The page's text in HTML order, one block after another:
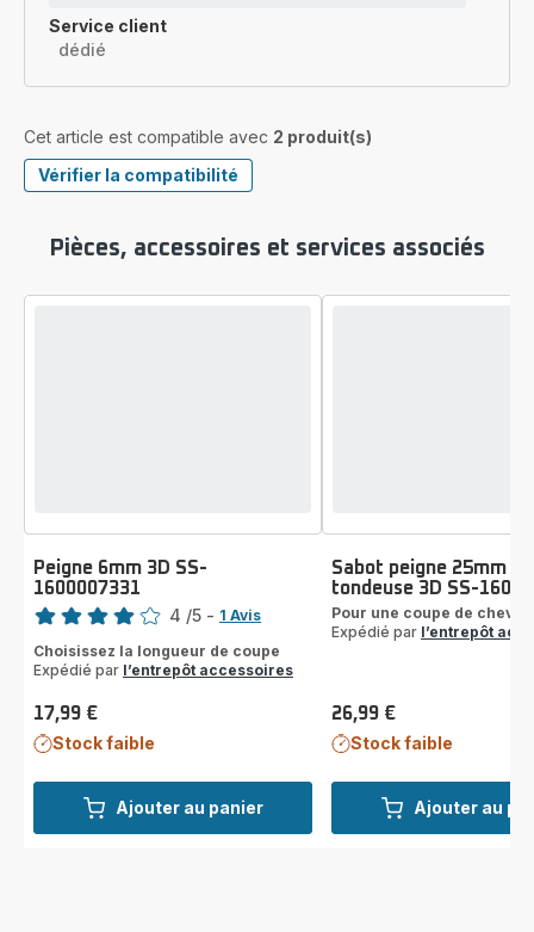
Service client
dédié
Cet article est compatible avec 2 produit(s)
Vérifier la compatibilité
Pièces, accessoires et services associés
Ajouter au panier
Peigne 6mm 3D SS-
1600007331
Note
4
étoiles
(moyenne)
4 /5 - 1 Avis
Choisissez la longueur de coupe
Expédié par l’entrepôt accessoires
Prix
17,99 €
Stock faible
Ajouter au
Sabot peigne 25mm
tondeuse 3D SS-
Pour une coupe de
Expédié par l’entrepôt
Prix
26,99 €
Stock faible